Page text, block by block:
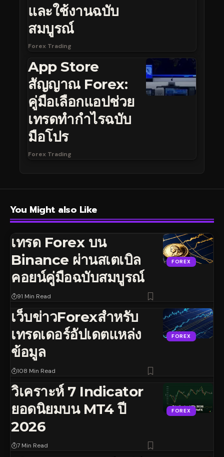
และใช้งานฉบับ
สมบูรณ์
Forex Trading
App Store
สัญญาณ Forex:
คู่มือเลือกแอปช่วย
เทรดทำกำไรฉบับ
มือโปร
Forex Trading
You Might also Like
FOREX
เทรด Forex บน
Binance ผ่านสเตเบิล
คอยน์คู่มือฉบับสมบูรณ์
91 Min Read
FOREX
เว็บข่าวForexสำหรับ
เทรดเดอร์อัปเดตแหล่ง
ข้อมูล
108 Min Read
FOREX
วิเคราะห์ 7 Indicator
ยอดนิยมบน MT4 ปี
2026
7 Min Read